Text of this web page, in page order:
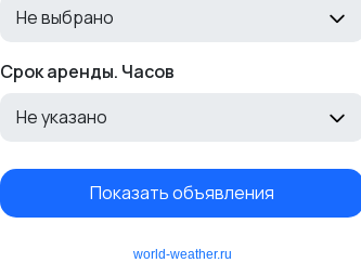
Не выбрано
Срок аренды. Часов
Не указано
Показать объявления
world-weather.ru